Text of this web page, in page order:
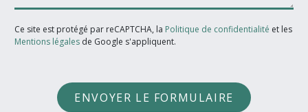
Ce site est protégé par reCAPTCHA, la Politique de confidentialité et les
Mentions légales de Google s'appliquent.
ENVOYER LE FORMULAIRE